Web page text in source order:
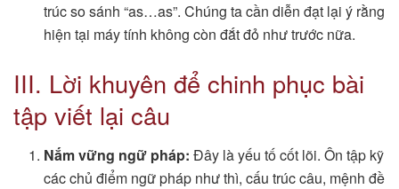
trúc so sánh “as…as”. Chúng ta cần diễn đạt lại ý rằng
hiện tại máy tính không còn đắt đỏ như trước nữa.
III. Lời khuyên để chinh phục bài
tập viết lại câu
Nắm vững ngữ pháp: Đây là yếu tố cốt lõi. Ôn tập kỹ
các chủ điểm ngữ pháp như thì, cấu trúc câu, mệnh đề